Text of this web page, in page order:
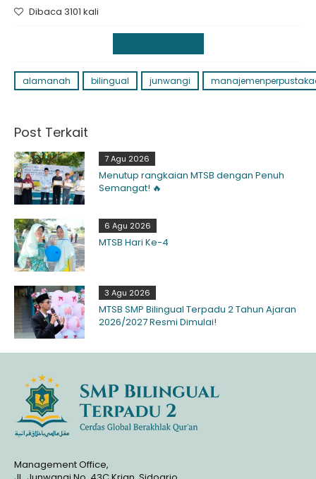
Dibaca 3101 kali
alamanah bilingual junwangi
Post Terkait
7 Agu 2026
Menutup rangkaian MTSB dengan Penuh
Semangat! 🔥
6 Agu 2026
MTSB Hari Ke-4
3 Agu 2026
MTSB SMP Bilingual Terpadu 2 Tahun Ajaran
2026/2027 Resmi Dimulai!
Management Office,